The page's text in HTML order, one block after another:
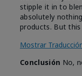
stipple it in to
absolutely
products. But
Mostrar
Conclusión No,